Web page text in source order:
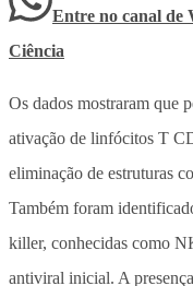
Entre no canal de
Ciência
Os dados mostraram que
ativação de linfócitos T
eliminação de estruturas
Também foram
killer, conhecidas como
antiviral inicial. A